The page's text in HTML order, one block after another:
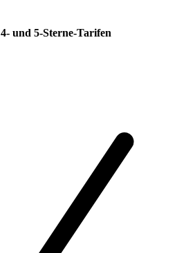
4- und 5-Sterne-Tarifen